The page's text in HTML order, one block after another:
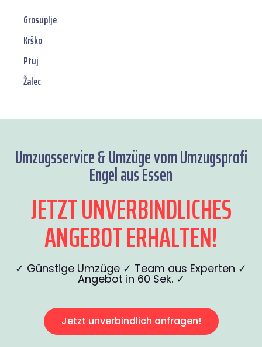
Grosuplje
Krško
Ptuj
Žalec
Umzugsservice & Umzüge vom Umzugsprofi
Engel aus Essen
JETZT UNVERBINDLICHES
ANGEBOT ERHALTEN!
✓ Günstige Umzüge ✓ Team aus Experten ✓
Angebot in 60 Sek. ✓
Jetzt unverbindlich anfragen!